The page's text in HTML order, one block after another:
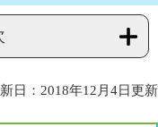
日：2018年12月4日更新